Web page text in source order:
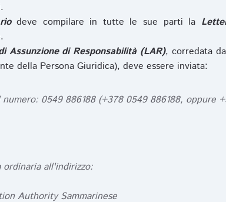
deve compilare in tutte le sue parti la
Assunzione di Responsabilità (LAR), corredata
della Persona Giuridica), deve essere inviata:
numero: 0549 886188 (+378 0549 886188, oppure
ordinaria all'indirizzo:
Authority Sammarinese